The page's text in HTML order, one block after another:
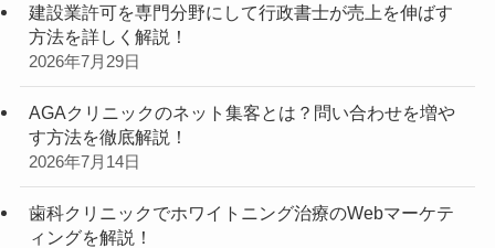
建設業許可を専門分野にして行政書士が売上を伸ばす
方法を詳しく解説！
2026年7月29日
AGAクリニックのネット集客とは？問い合わせを増や
す方法を徹底解説！
2026年7月14日
歯科クリニックでホワイトニング治療のWebマーケテ
ィングを解説！